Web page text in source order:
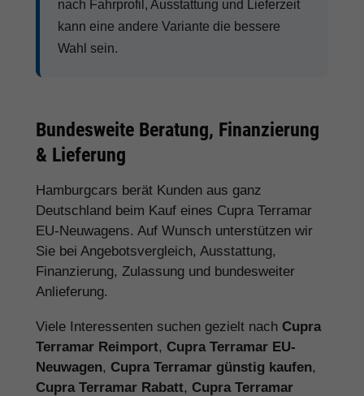
nach Fahrprofil, Ausstattung und Lieferzeit
kann eine andere Variante die bessere
Wahl sein.
Bundesweite Beratung, Finanzierung
& Lieferung
Hamburgcars berät Kunden aus ganz
Deutschland beim Kauf eines Cupra Terramar
EU-Neuwagens. Auf Wunsch unterstützen wir
Sie bei Angebotsvergleich, Ausstattung,
Finanzierung, Zulassung und bundesweiter
Anlieferung.
Viele Interessenten suchen gezielt nach Cupra
Terramar Reimport, Cupra Terramar EU-
Neuwagen, Cupra Terramar günstig kaufen,
Cupra Terramar Rabatt, Cupra Terramar